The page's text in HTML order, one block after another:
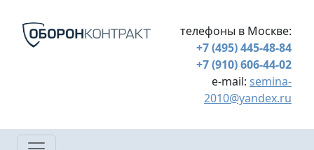
телефоны в Москве:
+7 (495) 445-48-84
+7 (910) 606-44-02
e-mail: semina-
2010@yandex.ru